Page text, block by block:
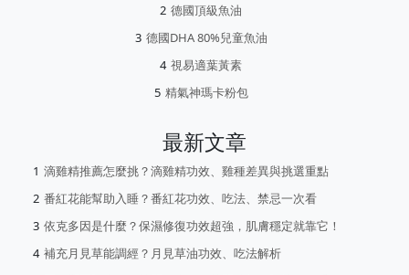
德國頂級魚油
德國DHA 80%兒童魚油
視易適葉黃素
精氣神瑪卡粉包
最新文章
滴雞精推薦怎麼挑？滴雞精功效、雞種差異與挑選重點
番紅花能幫助入睡？番紅花功效、吃法、禁忌一次看
依克多因是什麼？保濕修復功效超強，肌膚穩定就靠它！
補充月見草能調經？月見草油功效、吃法解析